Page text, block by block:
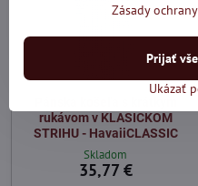
rukávom v KLASICKOM
STRIHU - HavaiiCLASSIC
Skladom
35,77 €
Zásady
Ukázať
Prijať